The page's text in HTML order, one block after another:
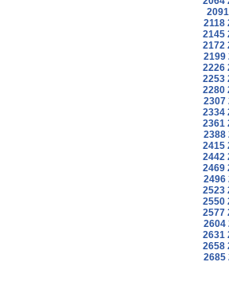
2091
2118
2145
2172
2199
2226
2253
2280
2307
2334
2361
2388
2415
2442
2469
2496
2523
2550
2577
2604
2631
2658
2685